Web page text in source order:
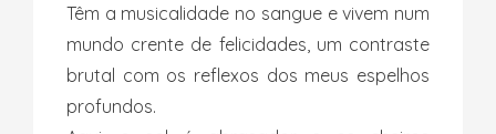
Têm a musicalidade no sangue e vivem num
mundo crente de felicidades, um contraste
brutal com os reflexos dos meus espelhos
profundos.